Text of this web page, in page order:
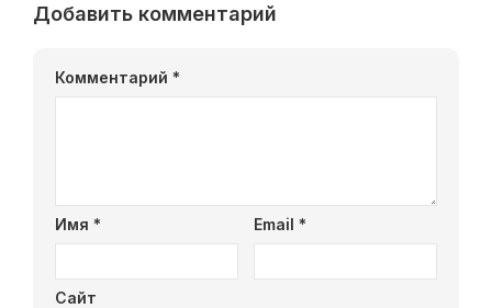
Добавить комментарий
Комментарий *
Имя * Email *
Сайт